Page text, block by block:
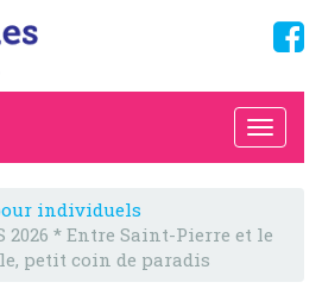
individuels
2026 * Entre Saint-Pierre et le
petit coin de paradis